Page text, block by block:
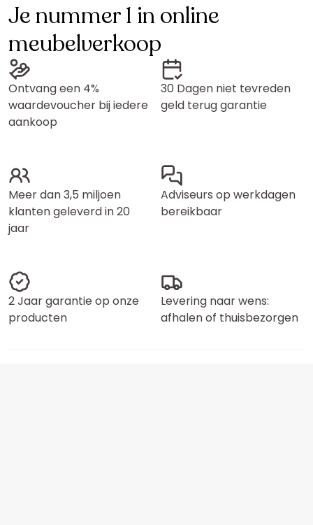
Je nummer 1 in online
meubelverkoop
Ontvang een 4%
waardevoucher bij iedere
aankoop
30 Dagen niet tevreden
geld terug garantie
Meer dan 3,5 miljoen
klanten geleverd in 20
jaar
Adviseurs op werkdagen
bereikbaar
2 Jaar garantie op onze
producten
Levering naar wens:
afhalen of thuisbezorgen